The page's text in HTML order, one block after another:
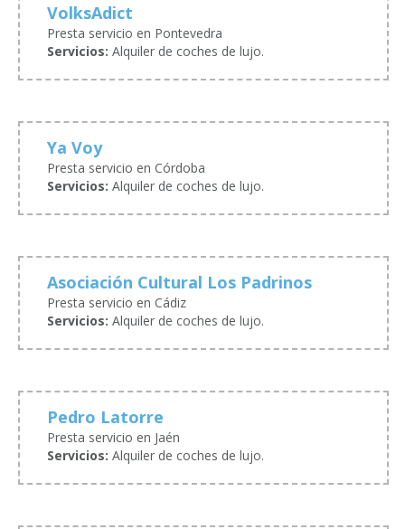
VolksAdict
Presta servicio en Pontevedra
Servicios: Alquiler de coches de lujo.
Ya Voy
Presta servicio en Córdoba
Servicios: Alquiler de coches de lujo.
Asociación Cultural Los Padrinos
Presta servicio en Cádiz
Servicios: Alquiler de coches de lujo.
Pedro Latorre
Presta servicio en Jaén
Servicios: Alquiler de coches de lujo.